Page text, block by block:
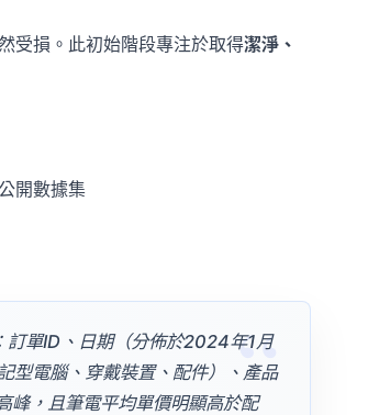
受損。此初始階段專注於取得潔淨、
開數據集
單ID、日期（分佈於2024年1月
型電腦、穿戴裝置、配件）、產品
峰，且筆電平均單價明顯高於配